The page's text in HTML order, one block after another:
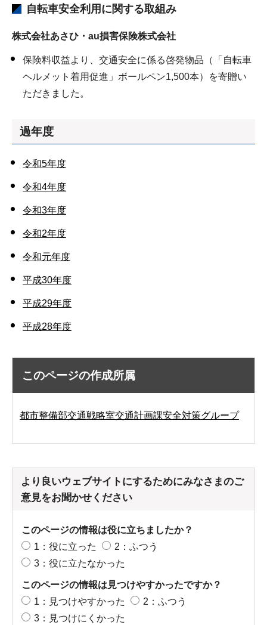
自転車安全利用に関する取組み
株式会社あさひ・au損害保険株式会社
保険料収益より、交通安全に係る啓発物品（「自転車
ヘルメット着用促進」ボールペン1,500本）を寄贈い
ただきました。
過年度
令和5年度
令和4年度
令和3年度
令和2年度
令和元年度
平成30年度
平成29年度
平成28年度
このページの作成所属
都市整備部交通戦略室交通計画課安全対策グループ
より良いウェブサイトにするためにみなさまのご
意見をお聞かせください
このページの情報は役に立ちましたか？
1：役に立った
2：ふつう
3：役に立たなかった
このページの情報は見つけやすかったですか？
1：見つけやすかった
2：ふつう
3：見つけにくかった